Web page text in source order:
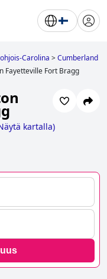
Carolina >Cumberland
Fayetteville Fort Bragg
kartalla)